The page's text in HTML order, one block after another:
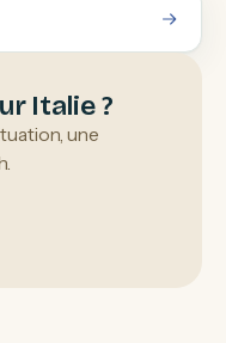
Italie ?
une